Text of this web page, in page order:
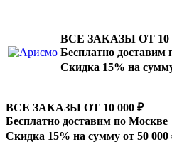
ВСЕ ЗАКАЗЫ ОТ 10
Бесплатно доставим
Скидка 15% на
ВСЕ ЗАКАЗЫ ОТ 10 000 ₽
Бесплатно доставим по Москве
Скидка 15% на сумму от 50 000